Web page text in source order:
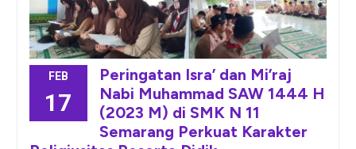
FEB
17
Peringatan Isra’ dan Mi’raj
Nabi Muhammad SAW 1444 H
(2023 M) di SMK N 11
Semarang Perkuat Karakter